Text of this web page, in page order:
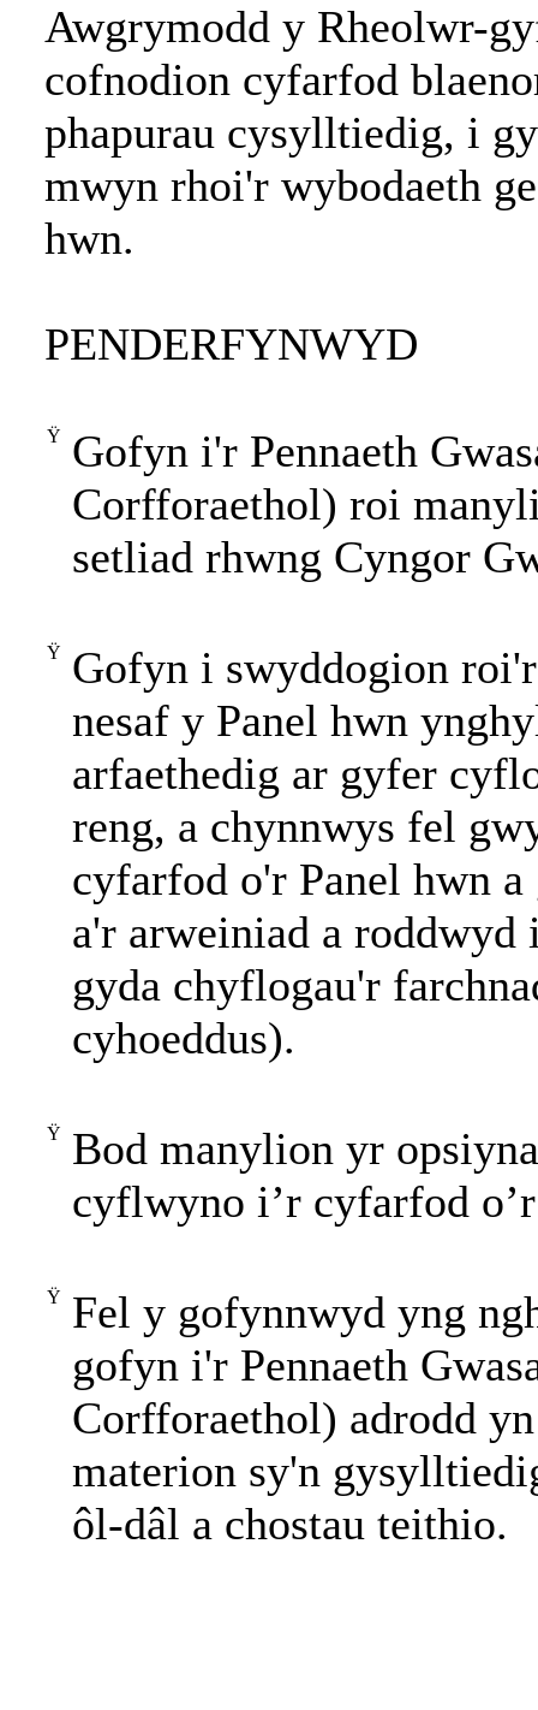
Awgrymodd y Rheolwr-
cofnodion cyfarfod
phapurau cysylltiedig, i
mwyn rhoi'r wybodaeth
hwn.
PENDERFYNWYD
Ÿ
Gofyn i'r Pennaeth
Corfforaethol) roi
setliad rhwng Cyngor
Ÿ
Gofyn i swyddogion
nesaf y Panel hwn
arfaethedig ar gyfer
reng, a chynnwys fel
cyfarfod o'r Panel hwn
a'r arweiniad a roddwyd
gyda chyflogau'r
cyhoeddus).
Ÿ
Bod manylion yr
cyflwyno i’r cyfarfod
Ÿ
Fel y gofynnwyd yng
gofyn i'r Pennaeth
Corfforaethol) adrodd
materion sy'n
ôl-dâl a chostau teithio.